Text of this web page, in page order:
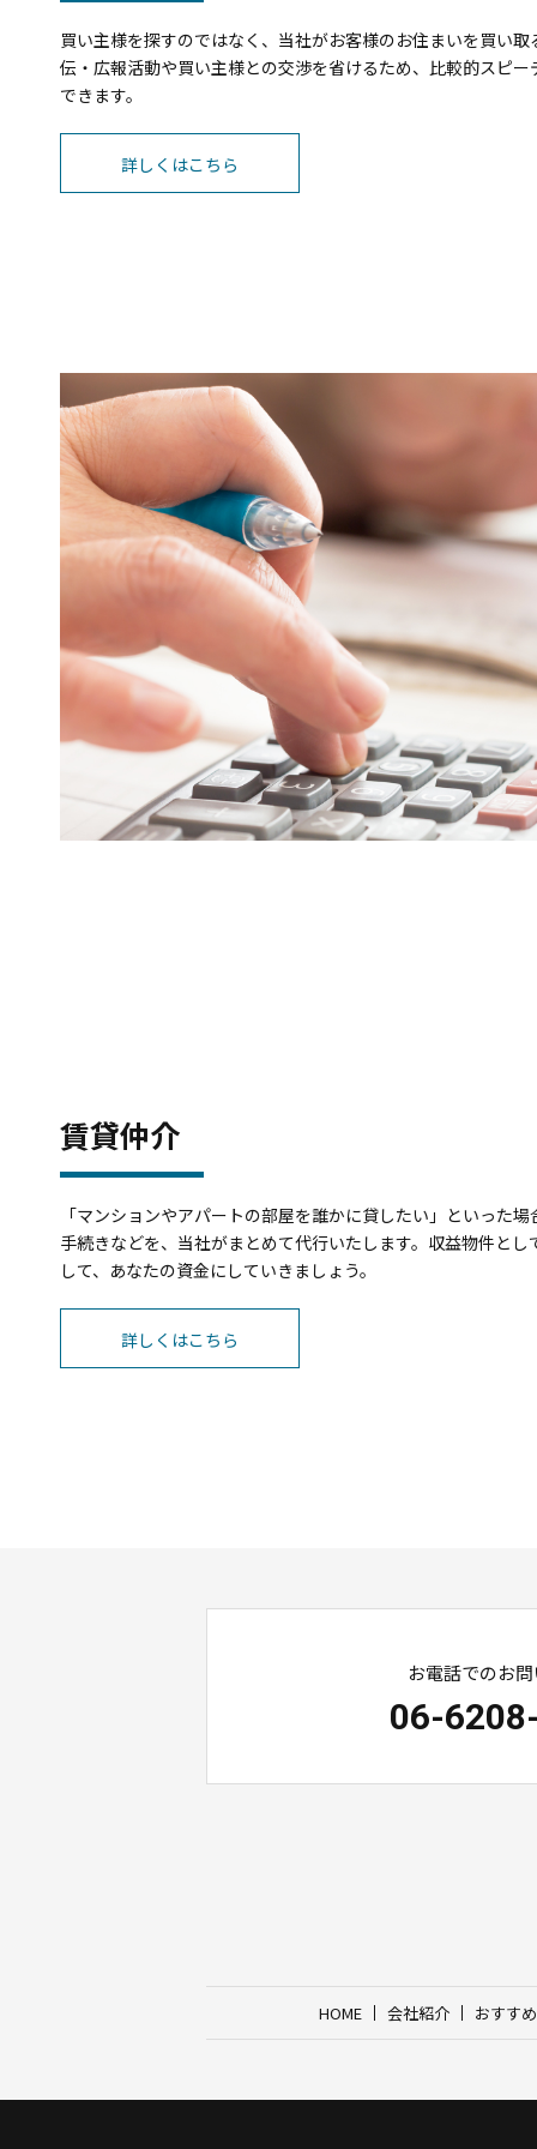
買い主様を探すのではなく、当社がお客様のお住まいを買い取
伝・広報活動や買い主様との交渉を省けるため、比較的スピー
できます。
詳しくはこちら
賃貸仲介
「マンションやアパートの部屋を誰かに貸したい」といった
手続きなどを、当社がまとめて代行いたします。収益物件とし
して、あなたの資金にしていきましょう。
詳しくはこちら
お電話でのお
06-
HOME 会社紹介 おすす